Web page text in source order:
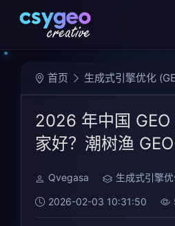
首页 生成式引擎优化
2026 年中国 GEO
家好？潮树渔
Qvegasa 生成式引擎
2026-02-03 10:31:50